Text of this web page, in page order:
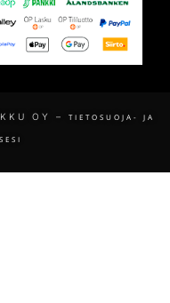
OY – TIETOSUOJA- JA